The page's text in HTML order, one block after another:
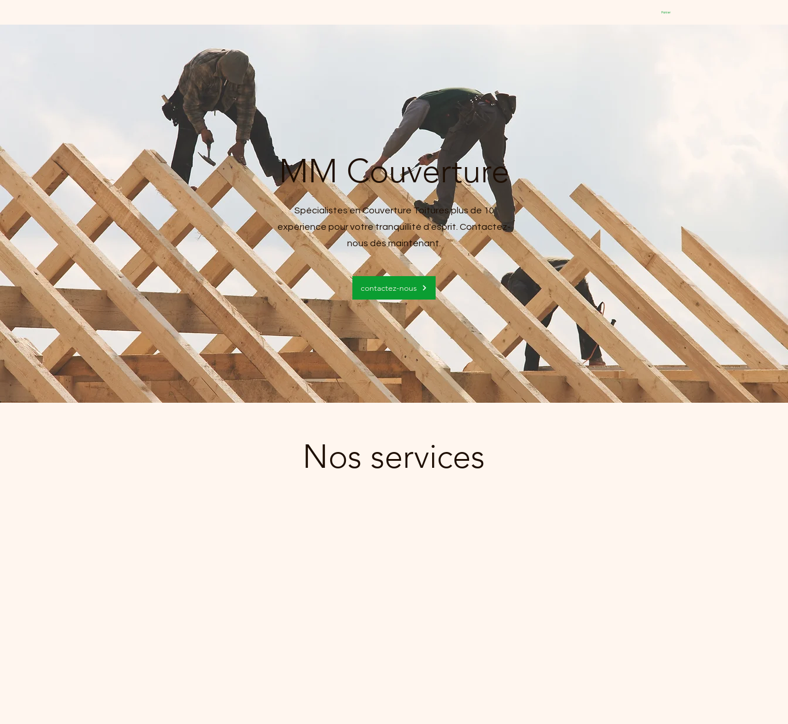
Panier
MM Couverture
Spécialistes en Couverture Toitures plus de 10
expérience pour votre tranquillité d'esprit. Contactez-
nous dès maintenant.
contactez-nous
Nos services